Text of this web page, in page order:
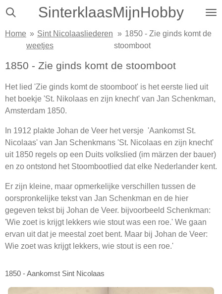
Ga
naar
SinterklaasMijnHobby
Home » Sint Nicolaasliederen
weetjes
» 1850 - Zie ginds komt de
stoomboot
1850 - Zie ginds komt de stoomboot
Het lied 'Zie ginds komt de stoomboot' is het eerste lied uit
het boekje 'St. Nikolaas en zijn knecht' van Jan Schenkman,
Amsterdam 1850.
In 1912 plakte Johan de Veer het versje 'Aankomst St.
Nicolaas' van Jan Schenkmans 'St. Nicolaas en zijn knecht'
uit 1850 regels op een Duits volkslied (im märzen der bauer)
en zo ontstond het Stoombootlied dat elke Nederlander kent.
Er zijn kleine, maar opmerkelijke verschillen tussen de
oorspronkelijke tekst van Jan Schenkman en de hier
gegeven tekst bij Johan de Veer. bijvoorbeeld Schenkman:
'Wie zoet is krijgt lekkers wie stout was een roe.' We gaan
ervan uit dat je meestal zoet bent. Maar bij Johan de Veer:
Wie zoet was krijgt lekkers, wie stout is een roe.'
1850 - Aankomst Sint Nicolaas